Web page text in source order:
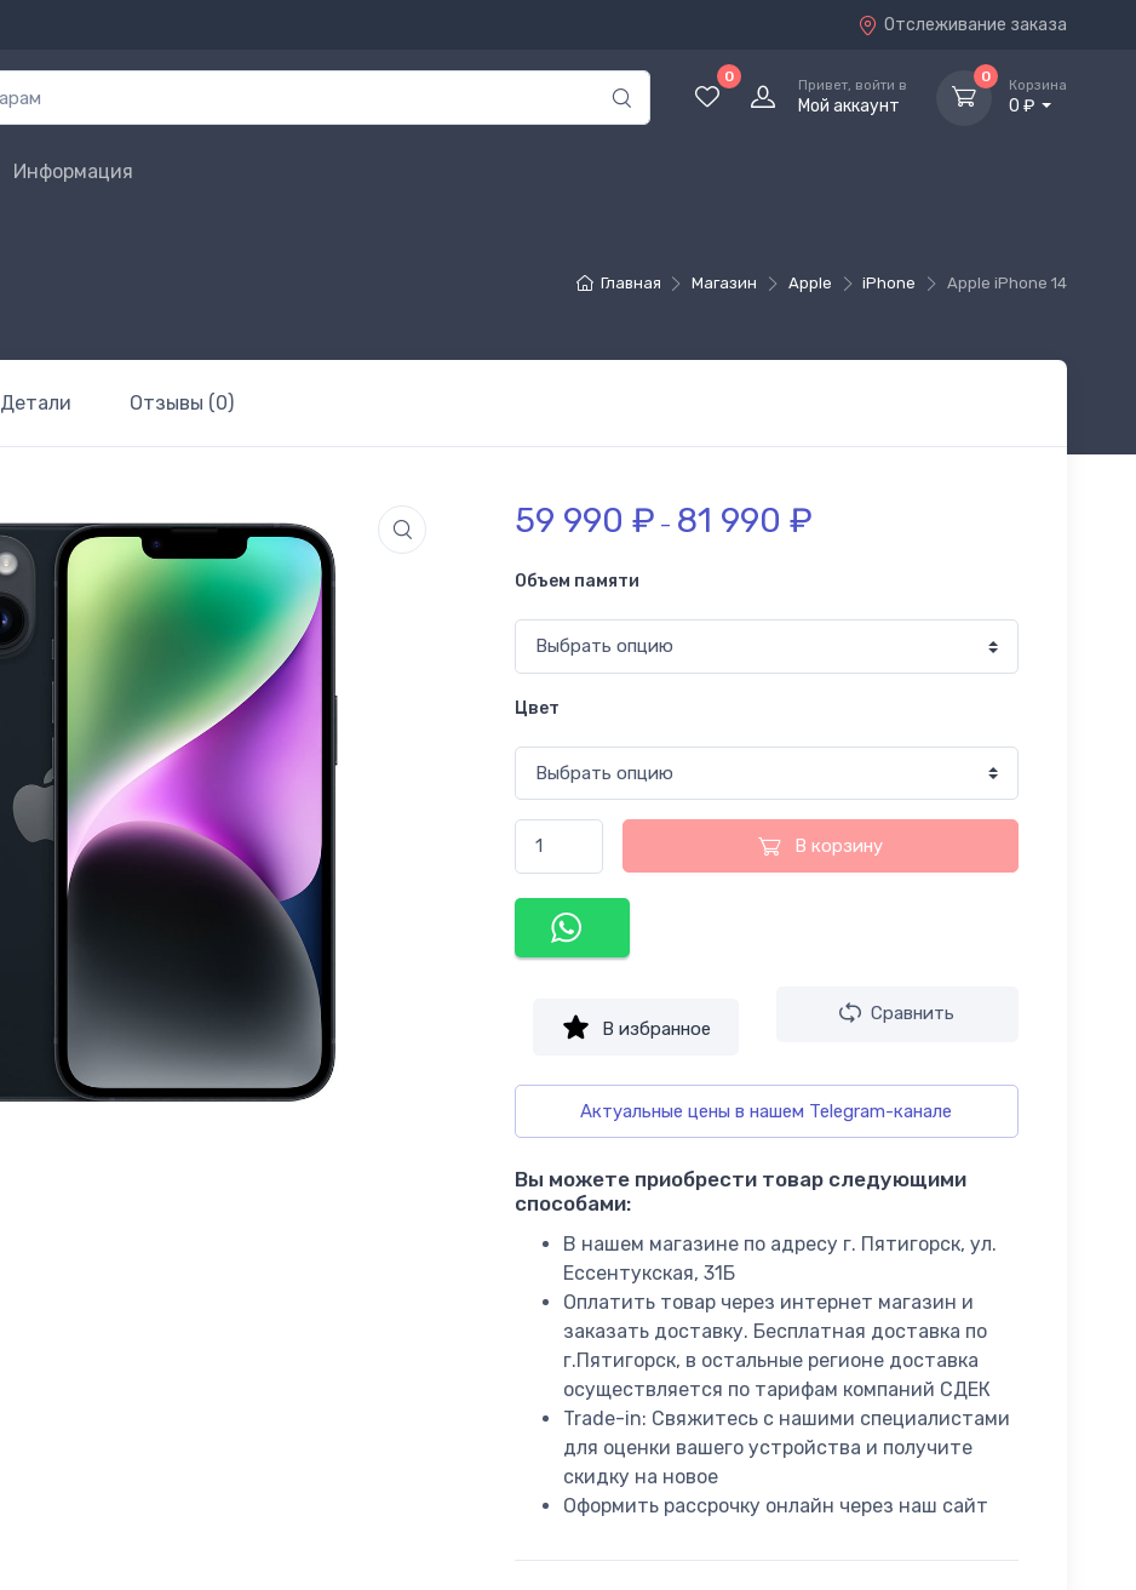
Отслеживание заказа
0
Привет, войти в
Мой аккаунт
0
Корзина
0 ₽
Информация
Главная Магазин Apple iPhone Apple iPhone 14
Детали Отзывы (0)
59 990 ₽ – 81 990 ₽
Объем памяти
Цвет
В корзину
В избранное
Сравнить
Актуальные цены в нашем Telegram-канале
Вы можете приобрести товар следующими
способами:
В нашем магазине по адресу г. Пятигорск, ул.
Ессентукская, 31Б
Оплатить товар через интернет магазин и
заказать доставку. Бесплатная доставка по
г.Пятигорск, в остальные регионе доставка
осуществляется по тарифам компаний СДЕК
Trade-in: Свяжитесь с нашими специалистами
для оценки вашего устройства и получите
скидку на новое
Оформить рассрочку онлайн через наш сайт